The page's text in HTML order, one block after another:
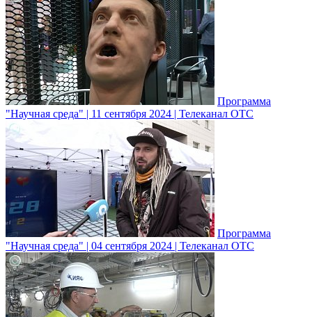
Программа
"Научная среда" | 11 сентября 2024 | Телеканал ОТС
Программа
"Научная среда" | 04 сентября 2024 | Телеканал ОТС